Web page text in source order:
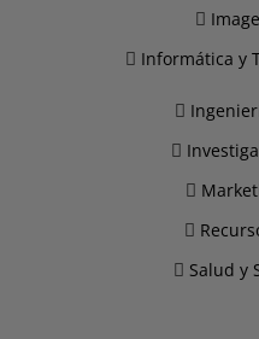
Informática y
Salud y